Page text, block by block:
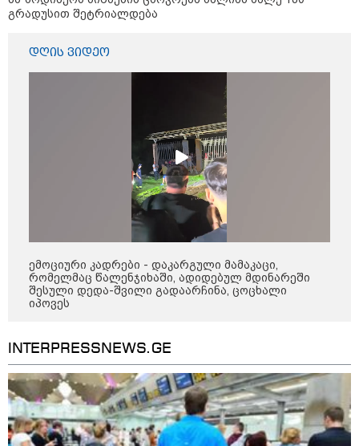
მართლსაწინააღმდეგოდ
დამარტყან" - მეტეოროლოგი კობა
ფარტენაძე ფარულად
გადაღებულ კადრებს აქვეყნებს
გრადუსით შეტრიალდება
დღის ვიდეო
ემოციური კადრები - დაკარგული მამაკაცი,
რომელმაც წალენჯიხაში, ადიდებულ მდინარეში
შესული დედა-შვილი გადაარჩინა, ცოცხალი
იპოვეს
INTERPRESSNEWS.GE